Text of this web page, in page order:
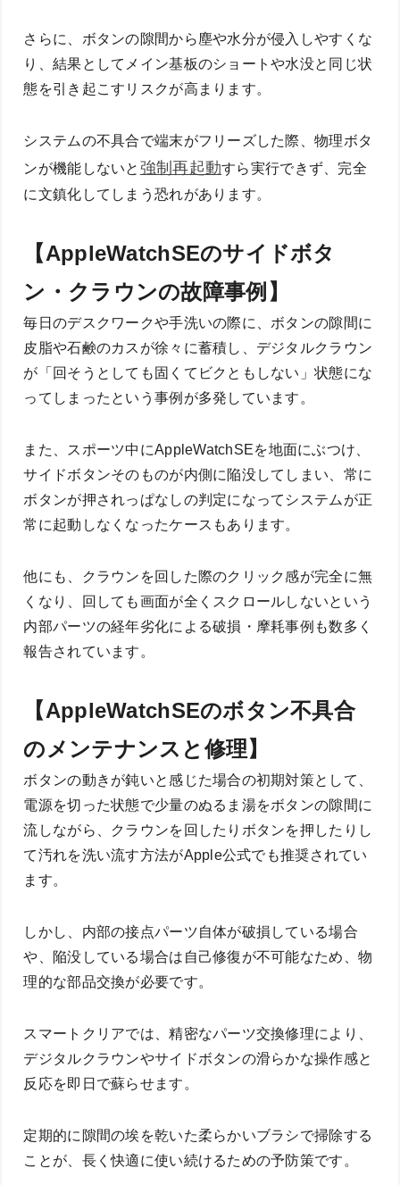
さらに、ボタンの隙間から塵や水分が侵入しやすくな
り、結果としてメイン基板のショートや水没と同じ状
態を引き起こすリスクが高まります。
システムの不具合で端末がフリーズした際、物理ボタ
ンが機能しないと 強制再起動すら実行できず、完全
に文鎮化してしまう恐れがあります。
【AppleWatchSEのサイドボタ
ン・クラウンの故障事例】
毎日のデスクワークや手洗いの際に、ボタンの隙間に
皮脂や石鹸のカスが徐々に蓄積し、デジタルクラウン
が「回そうとしても固くてビクともしない」状態にな
ってしまったという事例が多発しています。
また、スポーツ中にAppleWatchSEを地面にぶつけ、
サイドボタンそのものが内側に陥没してしまい、常に
ボタンが押されっぱなしの判定になってシステムが正
常に起動しなくなったケースもあります。
他にも、クラウンを回した際のクリック感が完全に無
くなり、回しても画面が全くスクロールしないという
内部パーツの経年劣化による破損・摩耗事例も数多く
報告されています。
【AppleWatchSEのボタン不具合
のメンテナンスと修理】
ボタンの動きが鈍いと感じた場合の初期対策として、
電源を切った状態で少量のぬるま湯をボタンの隙間に
流しながら、クラウンを回したりボタンを押したりし
て汚れを洗い流す方法がApple公式でも推奨されてい
ます。
しかし、内部の接点パーツ自体が破損している場合
や、陥没している場合は自己修復が不可能なため、物
理的な部品交換が必要です。
スマートクリアでは、精密なパーツ交換修理により、
デジタルクラウンやサイドボタンの滑らかな操作感と
反応を即日で蘇らせます。
定期的に隙間の埃を乾いた柔らかいブラシで掃除する
ことが、長く快適に使い続けるための予防策です。